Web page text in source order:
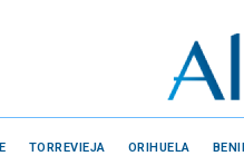
TORREVIEJA ORIHUELA